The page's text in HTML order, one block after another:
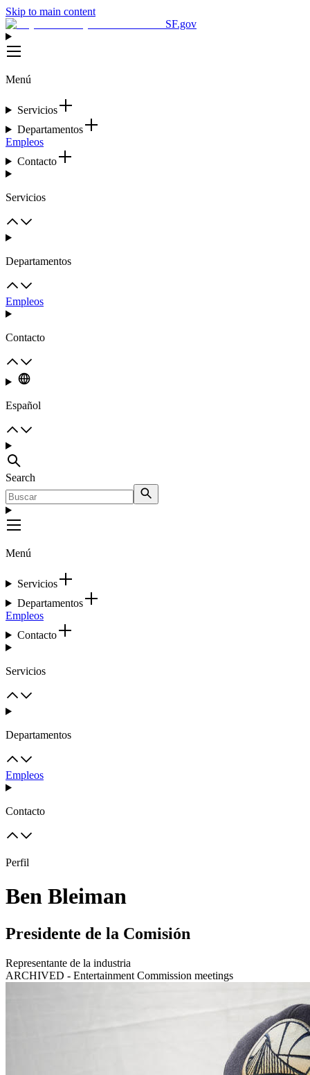
Skip to main content
SF.gov
Menú
Servicios
Departamentos
Empleos
Contacto
Servicios
Departamentos
Empleos
Contacto
Español
Search
Menú
Servicios
Departamentos
Empleos
Contacto
Servicios
Departamentos
Empleos
Contacto
Perfil
Ben Bleiman
Presidente de la Comisión
Representante de la industria
ARCHIVED - Entertainment Commission meetings